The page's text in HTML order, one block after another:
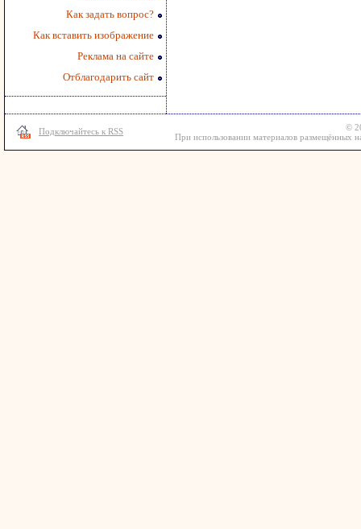
Как задать вопрос?
Как вставить изображение
Реклама на сайте
Отблагодарить сайт
Подключайтесь к RSS
©
При использовании материалов размещённых